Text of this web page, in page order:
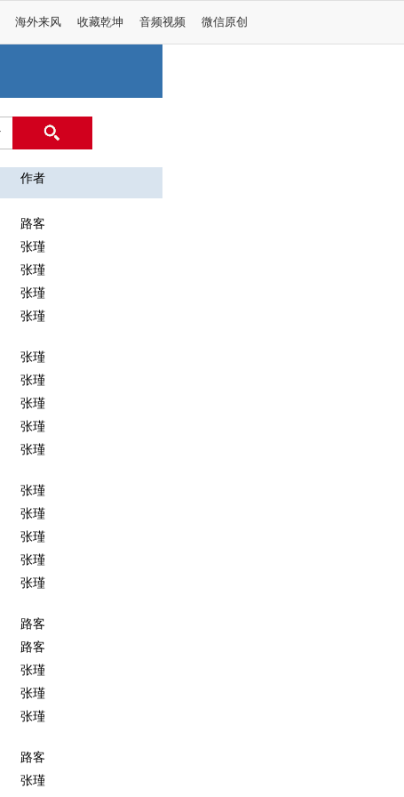
海外来风 收藏乾坤 音频视频 微信原创
作者
路客
张瑾
张瑾
张瑾
张瑾
张瑾
张瑾
张瑾
张瑾
张瑾
张瑾
张瑾
张瑾
张瑾
张瑾
路客
路客
张瑾
张瑾
张瑾
路客
张瑾